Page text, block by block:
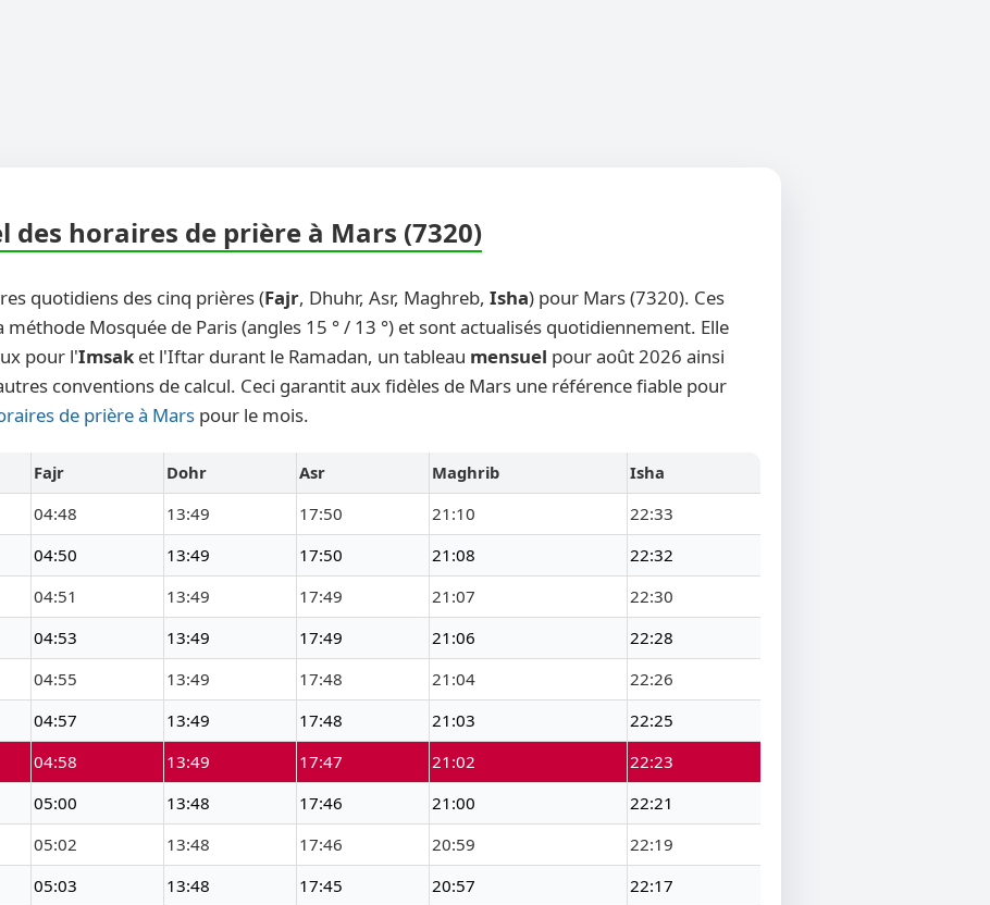
des horaires de prière à Mars (7320)
quotidiens des cinq prières (Fajr, Dhuhr, Asr, Maghreb, Isha) pour Mars (7320). Ces
Mosquée de Paris (angles 15 ° / 13 °) et sont actualisés quotidiennement. Elle
pour l'Imsak et l'Iftar durant le Ramadan, un tableau mensuel pour août 2026 ainsi
conventions de calcul. Ceci garantit aux fidèles de Mars une référence fiable pour
de prière à Mars pour le mois.
Fajr Dohr Asr Maghrib
Isha
04:48 13:49 17:50 21:10
22:33
04:50 13:49 17:50 21:08
22:32
04:51 13:49 17:49 21:07
22:30
04:53 13:49 17:49 21:06
22:28
04:55 13:49 17:48 21:04
22:26
04:57 13:49 17:48 21:03
22:25
04:58 13:49 17:47 21:02
22:23
05:00 13:48 17:46 21:00
22:21
05:02 13:48 17:46 20:59
22:19
05:03 13:48 17:45 20:57
22:17